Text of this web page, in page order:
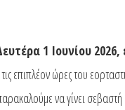
1 Ιουνίου
επιπλέον ώρες του
να γίνει σεβαστή